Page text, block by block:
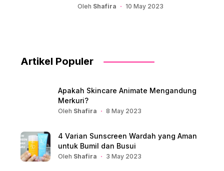
Oleh Shafira 10 May 2023
Artikel Populer
Apakah Skincare Animate Mengandung
Merkuri?
Oleh Shafira 8 May 2023
4 Varian Sunscreen Wardah yang Aman
untuk Bumil dan Busui
Oleh Shafira 3 May 2023